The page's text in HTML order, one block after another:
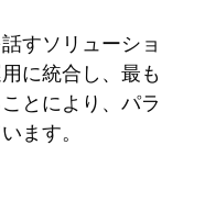
すソリューショ
に統合し、最も
とにより、パラ
ます。